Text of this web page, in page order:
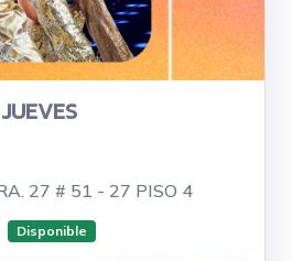
27 # 51 - 27 PISO 4
Disponible